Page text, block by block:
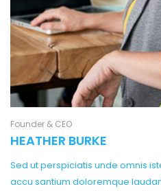
Founder & CEO
HEATHER BURKE
Sed ut perspiciatis unde omnis
accu santium doloremque